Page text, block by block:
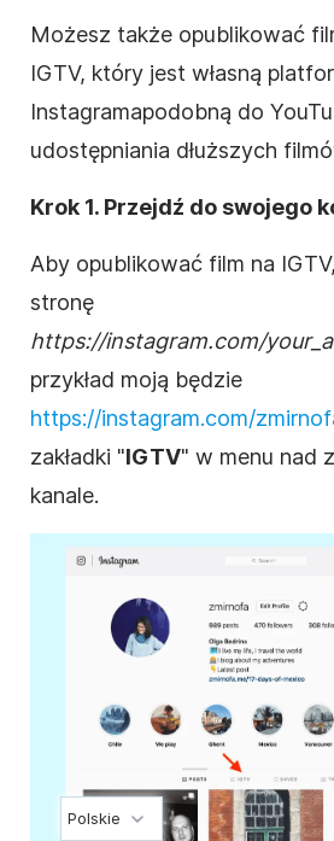
Możesz także opublikować
IGTV, który jest własną
Instagramapodobną do
udostępniania dłuższych
Krok 1. Przejdź do swojego
Aby opublikować film na
stronę
https://instagram.com/
przykład moją będzie
https://instagram.com/
zakładki "IGTV" w menu nad
kanale.
Polskie